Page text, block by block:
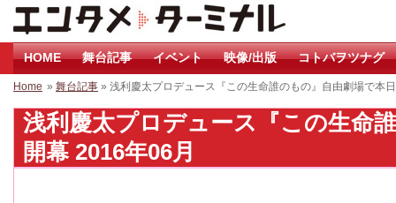
HOME 舞台記事 イベント 映像/出版 コトバヲツナグ
Home » 舞台記事 » 浅利慶太プロデュース『この生命誰のもの』自由劇場で本
浅利慶太プロデュース『この生命
開幕 2016年06月